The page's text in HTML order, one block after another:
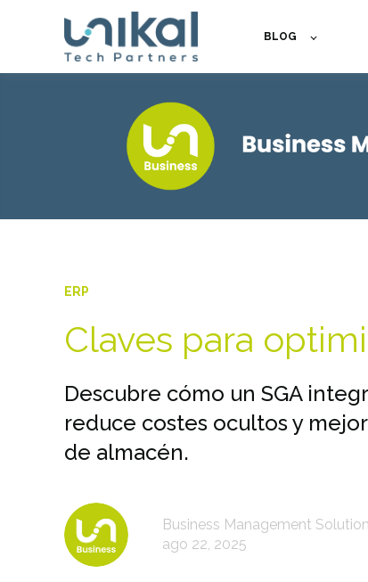
BLOG
ERP
Claves para
Descubre cómo un SGA
reduce costes ocultos y
de almacén.
Business Management
ago 22, 2025